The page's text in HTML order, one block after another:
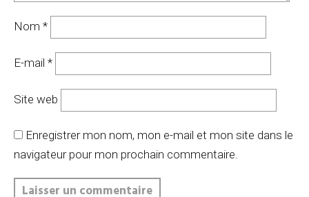
Nom *
E-mail *
Site web
Enregistrer mon nom, mon e-mail et mon site dans le
navigateur pour mon prochain commentaire.